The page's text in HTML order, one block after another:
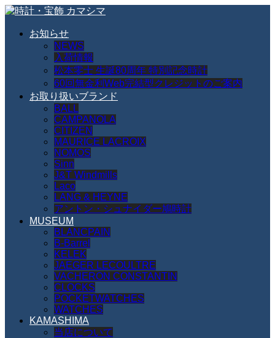
お知らせ
NEWS
入荷情報
松本零士 生誕80周年 特別記念時計
60回無金利Web完結型クレジットのご案内
お取り扱いブランド
BALL
CAMPANOLA
CITIZEN
MAURICE LACROIX
NOMOS
Sinn
J&T Windmills
Laco
LANG & HEYNE
アントン・シュナイダー鳩時計
MUSEUM
BLANCPAIN
B-Barrel
KELEK
JAEGER LECOULTRE
VACHERON CONSTANTIN
CLOCKS
POCKETWATCHES
WATCHES
KAMASHIMA
当店について